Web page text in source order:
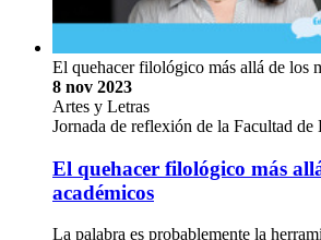
El quehacer filológico más allá de los
8 nov 2023
Artes y Letras
Jornada de reflexión de la Facultad de
El quehacer filológico más
académicos
La palabra es probablemente la